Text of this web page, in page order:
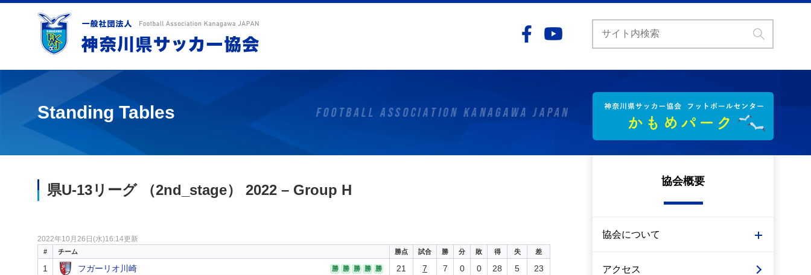
Standing Tables
県U-13リーグ （2nd_stage） 2022 – Group H
2022年10月26日(水)16:14更新
# チーム 勝点 試合 勝 分 敗 得 失 差
1 フガーリオ川崎 勝 勝 勝 勝 勝 21 7 7 0 0 28 5 23
協会概要
協会について
アクセス